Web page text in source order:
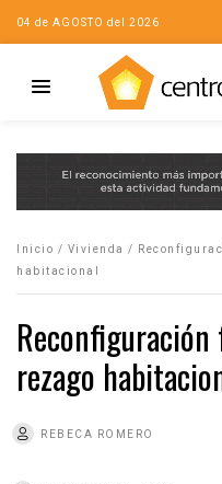
04 de AGOSTO del 2026
Inicio / Vivienda /
habitacional
rezago
REBECA ROMERO